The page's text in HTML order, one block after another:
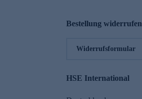
Bestellung widerrufen
Widerrufsformular
HSE International